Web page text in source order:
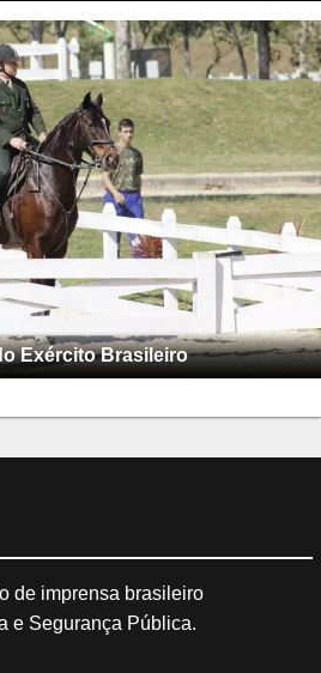
Exército Brasileiro
de imprensa brasileiro
e Segurança Pública.